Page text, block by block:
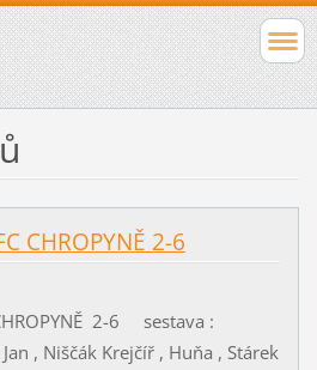
CHROPYNĚ 2-6
2-6 sestava :
, Niščák Krejčíř , Huňa , Stárek